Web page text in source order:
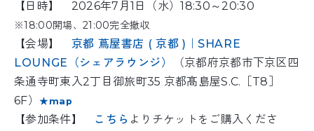
【日時】 2026年7月1日（水）18:30～20:30
※18:00開場、21:00完全撤収
【会場】 京都 蔦屋書店 ( 京都 )｜SHARE
LOUNGE（シェアラウンジ）
（京都府京都市下京区四
条通寺町東入2丁目御旅町35 京都髙島屋S.C.［T8］
6F）
★map
【参加条件】 こちら よりチケットをご購入くださ